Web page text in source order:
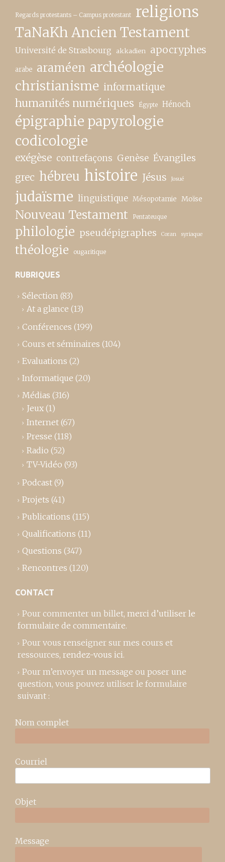
Regards protestants – Campus protestant religions
TaNaKh Ancien Testament
Université de Strasbourg akkadien apocryphes
arabe araméen archéologie
christianisme informatique
humanités numériques Égypte Hénoch
épigraphie papyrologie
codicologie
exégèse contrefaçons Genèse Évangiles
grec hébreu histoire Jésus Josué
judaïsme linguistique Mésopotamie Moïse
Nouveau Testament Pentateuque
philologie pseudépigraphes Coran syriaque
théologie ougaritique
RUBRIQUES
Sélection (83)
At a glance (13)
Conférences (199)
Cours et séminaires (104)
Evaluations (2)
Informatique (20)
Médias (316)
Jeux (1)
Internet (67)
Presse (118)
Radio (52)
TV-Vidéo (93)
Podcast (9)
Projets (41)
Publications (115)
Qualifications (11)
Questions (347)
Rencontres (120)
CONTACT
Pour commenter un billet, merci d’utiliser le
formulaire de commentaire.
Pour vous renseigner sur mes cours et
ressources, rendez-vous ici.
Pour m’envoyer un message ou poser une
question, vous pouvez utiliser le formulaire
suivant :
Nom complet
Courriel
Objet
Message